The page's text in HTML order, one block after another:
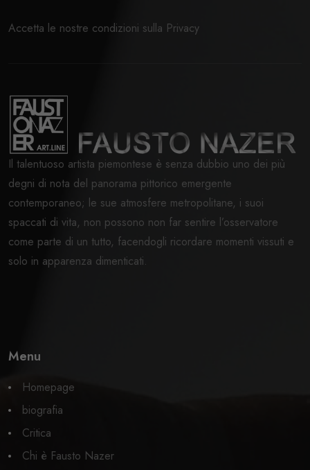
Accetta le nostre condizioni sulla Privacy
Il talentuoso artista piemontese è senza dubbio uno dei più
degni di nota del panorama pittorico emergente
contemporaneo; le sue atmosfere metropolitane, i suoi
spaccati di vita, non possono non far sentire l’osservatore
come parte di un tutto, facendogli ricordare momenti vissuti e
solo in apparenza dimenticati.
Menu
Homepage
biografia
Critica
Chi è Fausto Nazer